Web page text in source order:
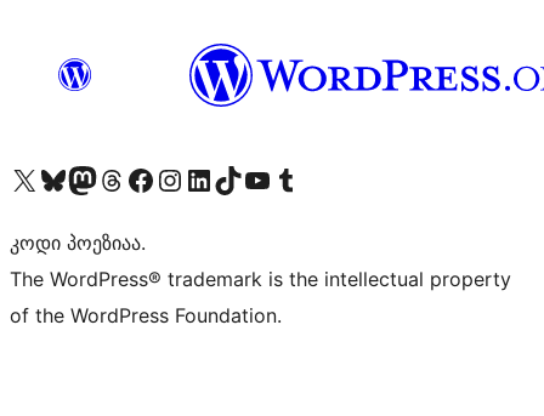
Visit our X (formerly Twitter) account
Visit our Bluesky account
Visit our Mastodon account
Visit our Threads account
Visit our Facebook page
Visit our Instagram account
Visit our LinkedIn account
Visit our TikTok account
Visit our YouTube channel
Visit our Tumblr account
კოდი პოეზიაა.
The WordPress® trademark is the intellectual property
of the WordPress Foundation.